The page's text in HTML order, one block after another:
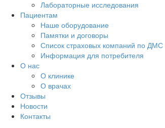
Лабораторные исследования
Пациентам
Наше оборудование
Памятки и договоры
Список страховых компаний по ДМС
Информация для потребителя
О нас
О клинике
О врачах
Отзывы
Новости
Контакты